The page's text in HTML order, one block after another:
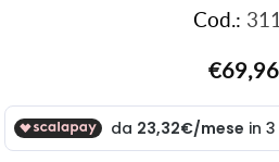
Cod.:
€69,96